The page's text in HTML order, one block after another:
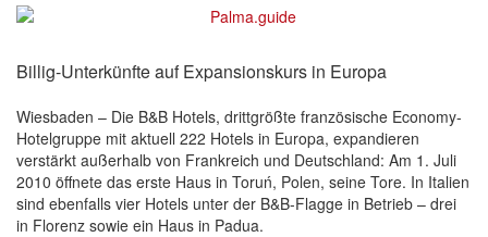
Billig-Unterkünfte auf Expansionskurs in Europa
Wiesbaden – Die B&B Hotels, drittgrößte französische Economy-
Hotelgruppe mit aktuell 222 Hotels in Europa, expandieren
verstärkt außerhalb von Frankreich und Deutschland: Am 1. Juli
2010 öffnete das erste Haus in Toruń, Polen, seine Tore. In Italien
sind ebenfalls vier Hotels unter der B&B-Flagge in Betrieb – drei
in Florenz sowie ein Haus in Padua.